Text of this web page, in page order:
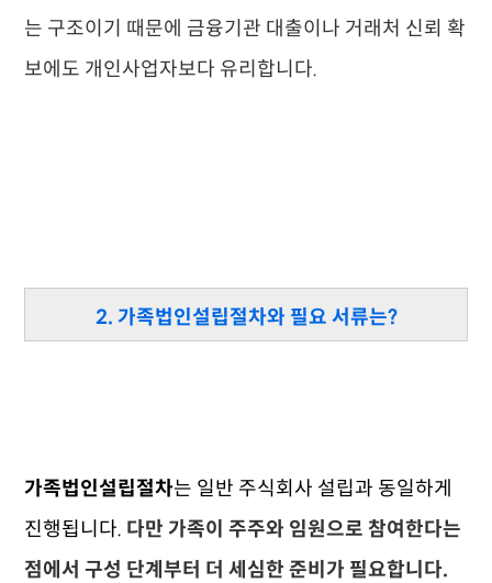
는 구조이기 때문에 금융기관 대출이나 거래처 신뢰 확
보에도 개인사업자보다 유리합니다.
2. 가족법인설립절차와 필요 서류는?
가족법인설립절차는 일반 주식회사 설립과 동일하게
진행됩니다. 다만 가족이 주주와 임원으로 참여한다는
점에서 구성 단계부터 더 세심한 준비가 필요합니다.